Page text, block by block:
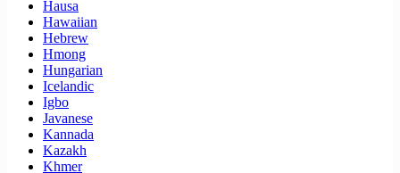
Hausa
Hawaiian
Hebrew
Hmong
Hungarian
Icelandic
Igbo
Javanese
Kannada
Kazakh
Khmer